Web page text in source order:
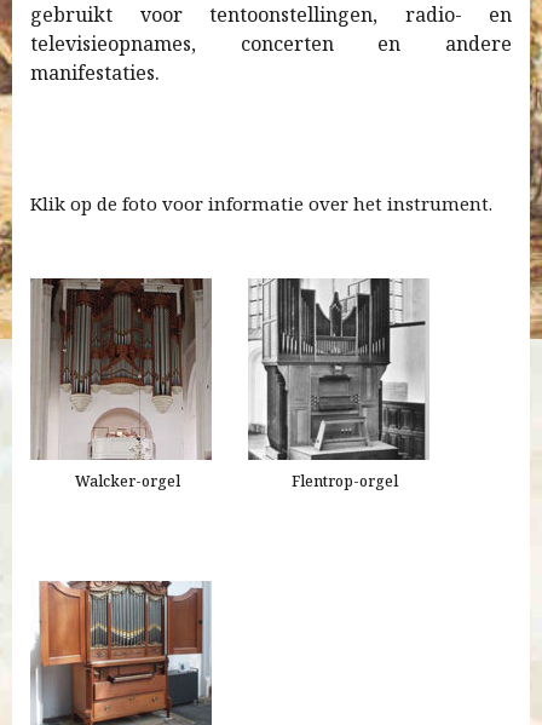
gebruikt voor tentoonstellingen, radio- en
televisieopnames, concerten en andere
manifestaties.
Klik op de foto voor informatie over het instrument.
Walcker-orgel Flentrop-orgel